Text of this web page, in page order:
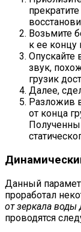
Возьмите
к ее концу
Опускайте
звук,
грузик
Далее,
Разложив
от конца
Данный
проработал
от зеркала воды
проводятся